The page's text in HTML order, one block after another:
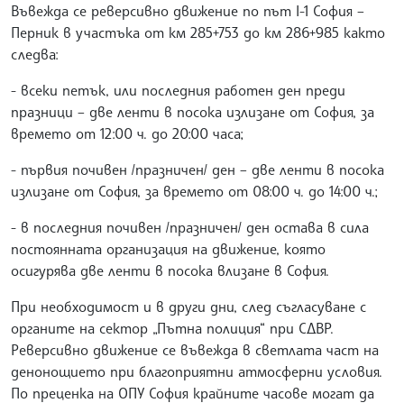
Въвежда се реверсивно движение по път I-1 София –
Перник в участъка от км 285+753 до км 286+985 както
следва:
- всеки петък, или последния работен ден преди
празници – две ленти в посока излизане от София, за
времето от 12:00 ч. до 20:00 часа;
- първия почивен /празничен/ ден – две ленти в посока
излизане от София, за времето от 08:00 ч. до 14:00 ч.;
- в последния почивен /празничен/ ден остава в сила
постоянната организация на движение, която
осигурява две ленти в посока влизане в София.
При необходимост и в други дни, след съгласуване с
органите на сектор „Пътна полиция“ при СДВР.
Реверсивно движение се въвежда в светлата част на
денонощието при благоприятни атмосферни условия.
По преценка на ОПУ София крайните часове могат да